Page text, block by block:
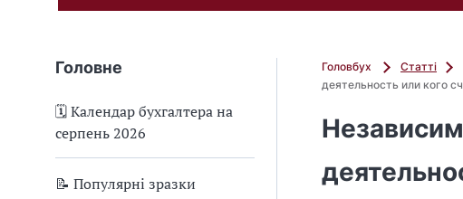
Головне
🗓️ Календар бухгалтера на
серпень 2026
📝 Популярні зразки
Головбух Статті
деятельность или кого